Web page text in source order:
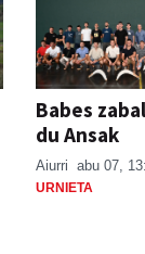
Babes
du Ansak
Aiurri abu 07,
URNIETA